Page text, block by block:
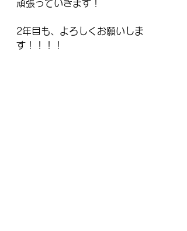
頑張っていきます！
2年目も、よろしくお願いしま
す！！！！